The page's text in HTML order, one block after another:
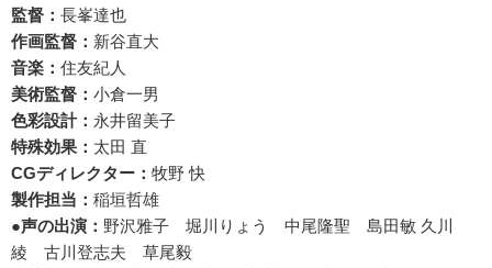
監督： 長峯達也
作画監督： 新谷直大
音楽： 住友紀人
美術監督： 小倉一男
色彩設計： 永井留美子
特殊効果： 太田 直
CGディレクター： 牧野 快
製作担当： 稲垣哲雄
●声の出演： 野沢雅子 堀川りょう 中尾隆聖 島田敏 久川
綾 古川登志夫 草尾毅